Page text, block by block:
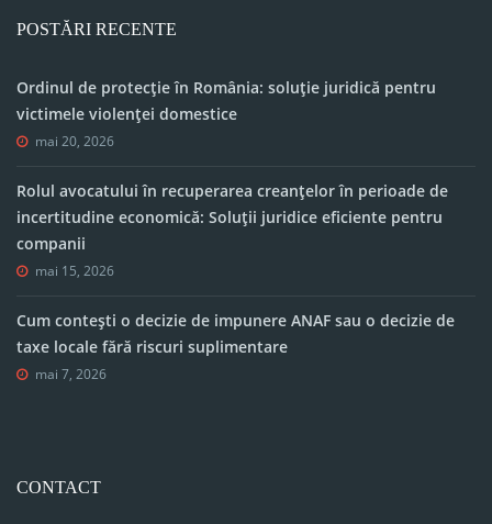
POSTĂRI RECENTE
Ordinul de protecție în România: soluție juridică pentru
victimele violenței domestice
mai 20, 2026
Rolul avocatului în recuperarea creanțelor în perioade de
incertitudine economică: Soluții juridice eficiente pentru
companii
mai 15, 2026
Cum contești o decizie de impunere ANAF sau o decizie de
taxe locale fără riscuri suplimentare
mai 7, 2026
CONTACT